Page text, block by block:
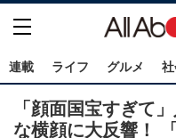
連載 ライフ グルメ
「顔面国宝すぎて
な横顔に大反響！